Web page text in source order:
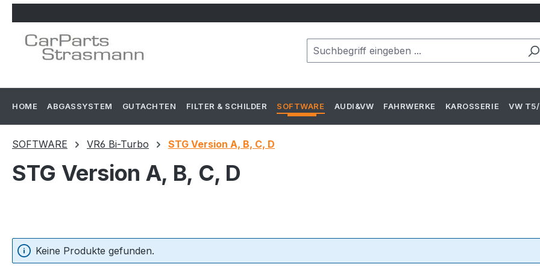
HOME ABGASSYSTEM GUTACHTEN FILTER & SCHILDER SOFTWARE AUDI&VW FAHRWERKE KAROSSERIE VW
SOFTWARE VR6 Bi-Turbo STG Version A, B, C, D
STG Version A, B, C, D
Keine Produkte gefunden.